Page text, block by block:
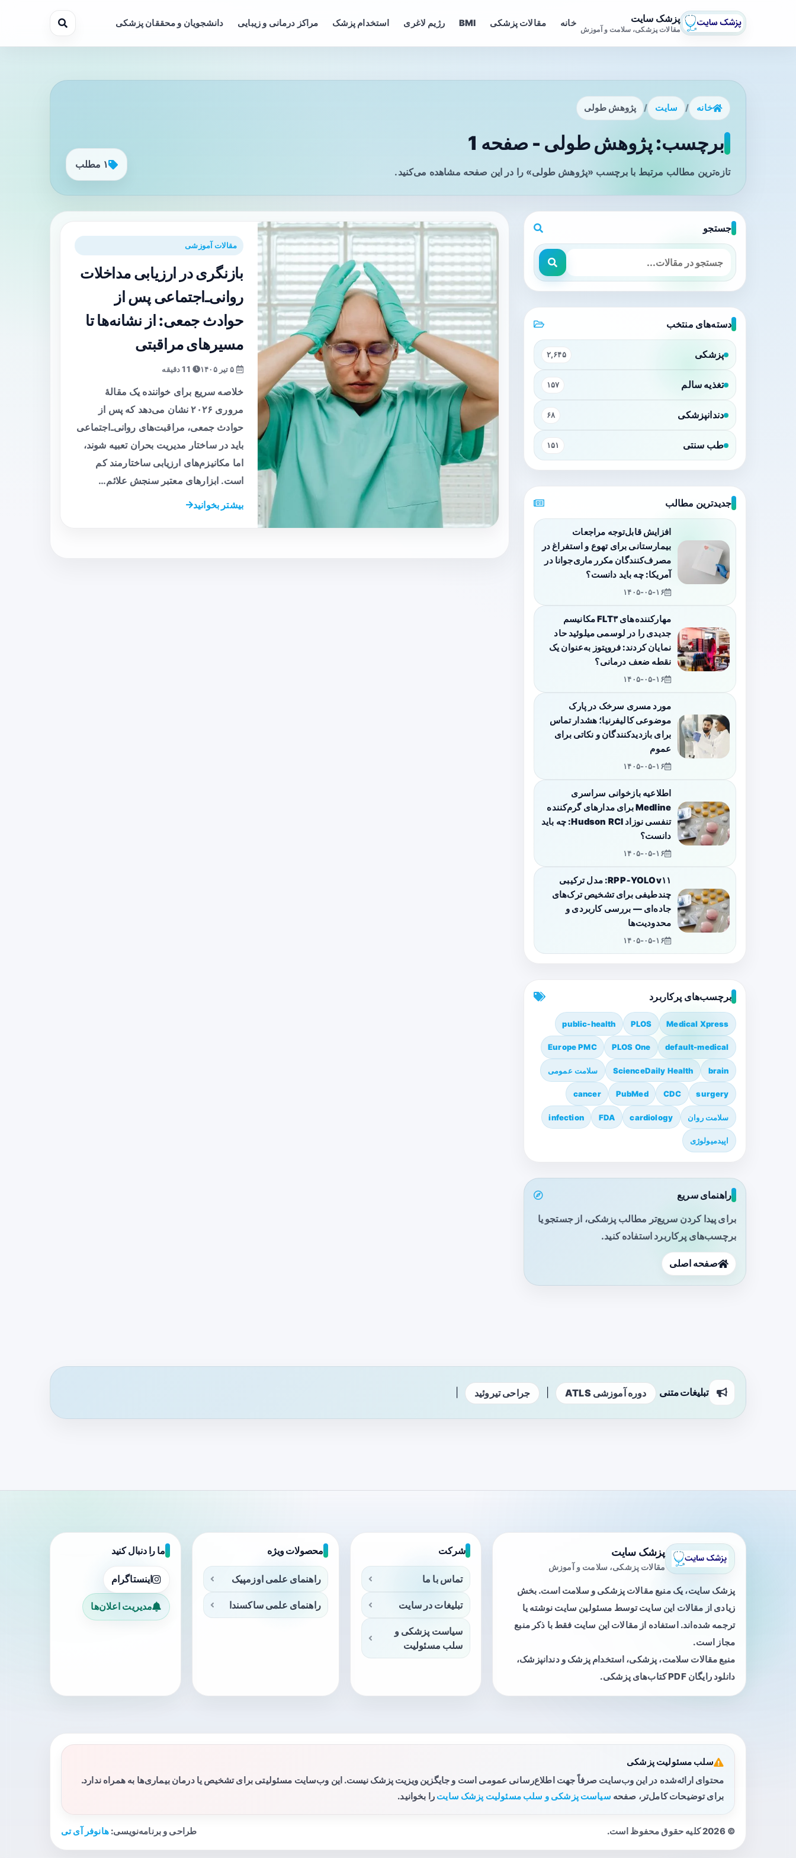
پزشک سایت
مقالات پزشکی، سلامت و آموزش
خانه مقالات پزشکی BMI رژیم لاغری استخدام پزشک مراکز درمانی و زیبایی دانشجویان و محققان پزشکی
خانه / سایت / پژوهش طولی
برچسب: پژوهش طولی - صفحه 1
تازه‌ترین مطالب مرتبط با برچسب «پژوهش طولی» را در این صفحه مشاهده می‌کنید.
۱ مطلب
مقالات آموزشی
بازنگری در ارزیابی مداخلات
روانی‌ـ‌اجتماعی پس از
حوادث جمعی: از نشانه‌ها تا
مسیرهای مراقبتی
خلاصه سریع برای خواننده یک مقالهٔ
مروری ۲۰۲۶ نشان می‌دهد که پس از
حوادث جمعی، مراقبت‌های روانی‌ـ‌اجتماعی
باید در ساختار مدیریت بحران تعبیه شوند،
اما مکانیزم‌های ارزیابی ساختارمند کم
است. ابزارهای معتبر سنجش علائم…
بیشتر بخوانید
جستجو
دسته‌های منتخب
پزشکی ۲,۶۴۵
تغذیه سالم ۱۵۷
دندانپزشکی ۶۸
طب سنتی ۱۵۱
جدیدترین مطالب
افزایش قابل‌توجه مراجعات
بیمارستانی برای تهوع و استفراغ در
مصرف‌کنندگان مکرر ماری‌جوانا در
آمریکا: چه باید دانست؟
۱۴۰۵-۰۵-۱۶
مهارکننده‌های FLT۳ مکانیسم
جدیدی را در لوسمی میلوئید حاد
نمایان کردند: فروپتوز به‌عنوان یک
نقطه ضعف درمانی؟
۱۴۰۵-۰۵-۱۶
مورد مسری سرخک در پارک
موضوعی کالیفرنیا؛ هشدار تماس
برای بازدیدکنندگان و نکاتی برای
عموم
۱۴۰۵-۰۵-۱۶
اطلاعیه بازخوانی سراسری
Medline برای مدارهای گرم‌کننده
تنفسی نوزاد Hudson RCI: چه باید
دانست؟
۱۴۰۵-۰۵-۱۶
RPP‑YOLOv۱۱: مدل ترکیبی
چندطیفی برای تشخیص ترک‌های
جاده‌ای — بررسی کاربردی و
محدودیت‌ها
۱۴۰۵-۰۵-۱۶
برچسب‌های پرکاربرد
Medical Xpress
PLOS
public-health
default-medical
PLOS One
Europe PMC
brain
ScienceDaily Health سلامت عمومی
surgery
CDC
PubMed
cancer
سلامت روان cardiology
FDA
infection
اپیدمیولوژی
راهنمای سریع
برای پیدا کردن سریع‌تر مطالب پزشکی، از جستجو یا
برچسب‌های پرکاربرد استفاده کنید.
صفحه اصلی
تبلیغات متنی دوره آموزشی ATLS جراحی تیروئید
پزشک سایت
مقالات پزشکی، سلامت و آموزش
پزشک سایت، یک منبع مقالات پزشکی و سلامت است. بخش
زیادی از مقالات این سایت توسط مسئولین سایت نوشته یا
ترجمه شده‌اند. استفاده از مقالات این سایت فقط با ذکر منبع
مجاز است.
منبع مقالات سلامت، پزشکی، استخدام پزشک و دندانپزشک،
دانلود رایگان PDF کتاب‌های پزشکی.
شرکت
تماس با ما
تبلیغات در سایت
سیاست پزشکی و
سلب مسئولیت
محصولات ویژه
راهنمای علمی اوزمپیک
راهنمای علمی ساکسندا
ما را دنبال کنید
اینستاگرام
مدیریت اعلان‌ها
سلب مسئولیت پزشکی
محتوای ارائه‌شده در این وب‌سایت صرفاً جهت اطلاع‌رسانی عمومی است و جایگزین ویزیت پزشک نیست. این وب‌سایت مسئولیتی برای تشخیص یا درمان بیماری‌ها به همراه ندارد.
برای توضیحات کامل‌تر، صفحه سیاست پزشکی و سلب مسئولیت پزشک سایت را بخوانید.
© 2026 کلیه حقوق محفوظ است. طراحی و برنامه‌نویسی:هانوفر آی تی